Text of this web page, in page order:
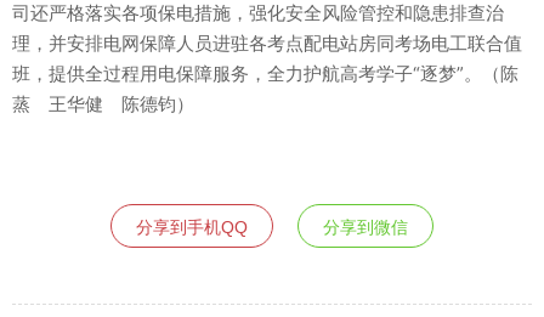
司还严格落实各项保电措施，强化安全风险管控和隐患排查治
理，并安排电网保障人员进驻各考点配电站房同考场电工联合值
班，提供全过程用电保障服务，全力护航高考学子“逐梦”。（陈
蒸 王华健 陈德钧）
分享到手机QQ 分享到微信